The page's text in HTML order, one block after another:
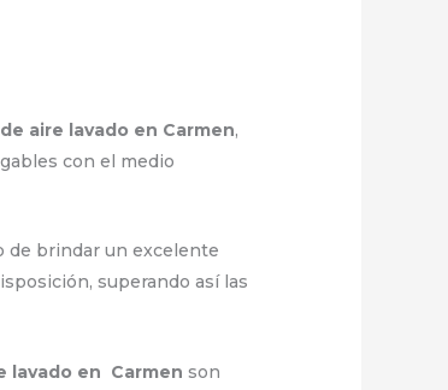
aire lavado en Carmen,
con el medio
de brindar un excelente
superando así las
lavado en Carmen son